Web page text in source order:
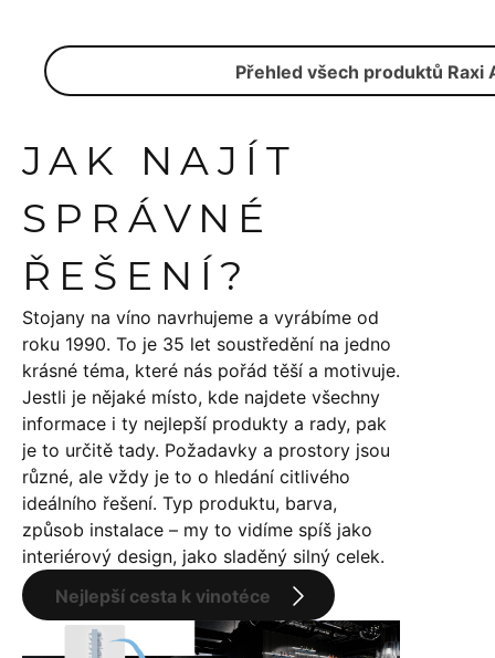
Přehled všech produktů Raxi
JAK NAJÍT
SPRÁVNÉ
ŘEŠENÍ?
Stojany na víno navrhujeme a vyrábíme od
roku 1990. To je 35 let soustředění na jedno
krásné téma, které nás pořád těší a motivuje.
Jestli je nějaké místo, kde najdete všechny
informace i ty nejlepší produkty a rady, pak
je to určitě tady. Požadavky a prostory jsou
různé, ale vždy je to o hledání citlivého
ideálního řešení. Typ produktu, barva,
způsob instalace – my to vidíme spíš jako
interiérový design, jako sladěný silný celek.
Nejlepší cesta k vinotéce